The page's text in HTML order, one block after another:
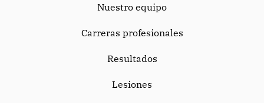
Nuestro equipo
Carreras profesionales
Resultados
Lesiones